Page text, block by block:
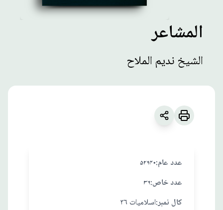
المشاعر
الشيخ نديم الملاح
۵۲۶۴۰ :عدد عام
۳۶ :عدد خاص
اسلاميات ٣٦:کال نمبر